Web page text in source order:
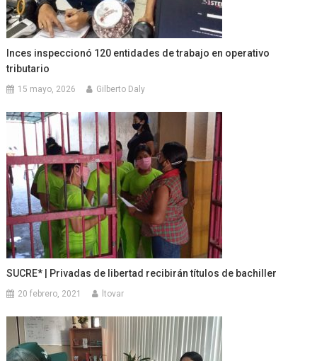
Inces inspeccionó 120 entidades de trabajo en operativo
tributario
15 mayo, 2026 Gilberto Daly
SUCRE* | Privadas de libertad recibirán títulos de bachiller
20 febrero, 2021 ltovar